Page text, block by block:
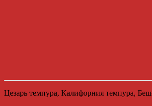
Цезарь темпура, Калифорния темпура,